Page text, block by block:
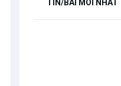
TIN/BÀI MỚI NHẤT